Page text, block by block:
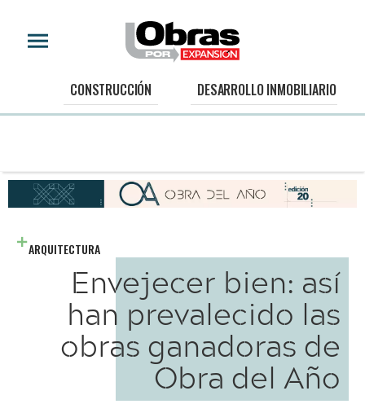
CONSTRUCCIÓN DESARROLLO INMOBILIARIO
ARQUITECTURA
Envejecer bien: así
han prevalecido las
obras ganadoras de
Obra del Año